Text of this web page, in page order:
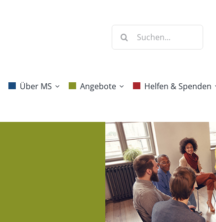
Suche
nach:
Über MS Angebote
Jahresprogramm
Blog Aktive
Gesundheit
Helfen & Spenden
Spenden
Erbschaften und
Vermächtnisse
Ehrenamt
Benefizaktionen